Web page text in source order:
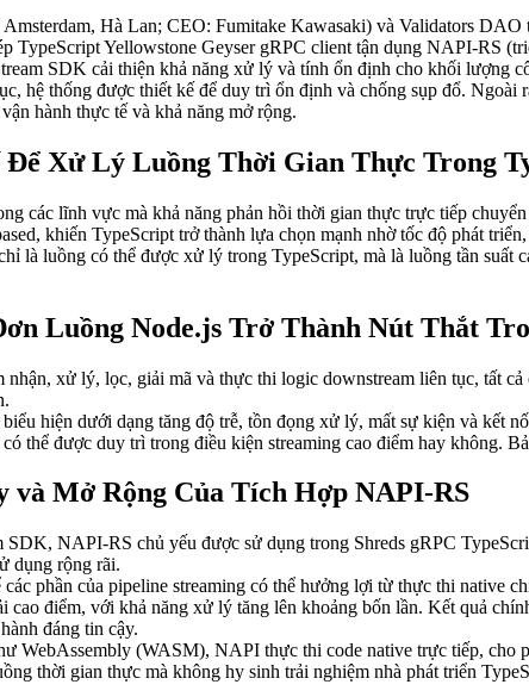
Hà Lan; CEO: Fumitake Kawasaki) và Validators DAO
TypeScript Yellowstone Geyser gRPC client tận dụng NAPI-RS
SDK cải thiện khả năng xử lý và tính ổn định cho khối lượng
hệ thống được thiết kế để duy trì ổn định và chống sụp đổ.
hành thực tế và khả năng mở rộng.
Xử Lý Luồng Thời Gian Thực Trong
các lĩnh vực mà khả năng phản hồi thời gian thực trực tiếp
khiến TypeScript trở thành lựa chọn mạnh nhờ tốc độ phát
là luồng có thể được xử lý trong TypeScript, mà là luồng tần
Luồng Node.js Trở Thành Nút Thắt
nhận, xử lý, lọc, giải mã và thực thi logic downstream liên tục, tất
hiện dưới dạng tăng độ trễ, tồn đọng xử lý, mất sự kiện và kết
thể được duy trì trong điều kiện streaming cao điểm hay không.
và Mở Rộng Của Tích Hợp NAPI-RS
SDK, NAPI-RS chủ yếu được sử dụng trong Shreds gRPC
dụng rộng rãi.
phần của pipeline streaming có thể hưởng lợi từ thực thi native
cao điểm, với khả năng xử lý tăng lên khoảng bốn lần. Kết quả
đáng tin cậy.
WebAssembly (WASM), NAPI thực thi code native trực tiếp,
thời gian thực mà không hy sinh trải nghiệm nhà phát triển